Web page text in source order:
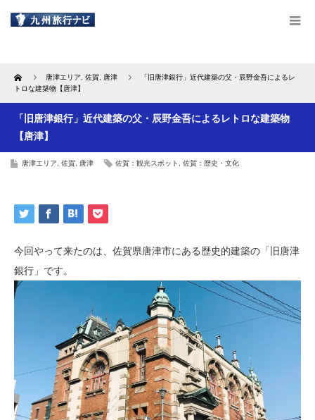
Home 唐津エリア 佐賀 唐津
「旧唐津銀行」近代建築の父・辰野金吾によるレ
トロな建築物【唐津】
「旧唐津銀行」近代建築の父・辰野金吾によるレトロな建築物
【唐津】
唐津エリア 佐賀 唐津 佐賀：観光スポット 佐賀：歴史・文化
今回やって来たのは、佐賀県唐津市にある歴史的建築の「旧唐津
銀行」です。